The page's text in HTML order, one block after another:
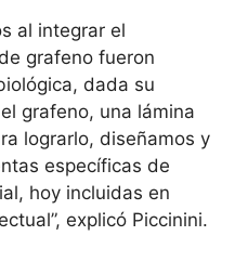
al integrar el
grafeno fueron
dada su
grafeno, una lámina
lograrlo, diseñamos y
específicas de
hoy incluidas en
explicó Piccinini.